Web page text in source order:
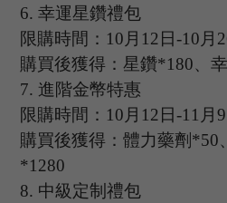
6. 幸運星鑽禮包
限購時間： 10 月 12 日-10 月
購買後獲得：星鑽*180、
7. 進階金幣特惠
限購時間： 10 月 12 日-11 月9
購買後獲得：體力藥劑 *50
*1280
8. 中級定制禮包